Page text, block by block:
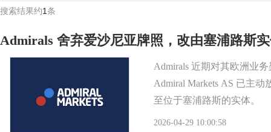
搜索结果约1条
Admirals 舍弃爱沙尼亚牌照，改由塞浦路斯
Admirals 近期对其欧洲业
Admiral Markets AS 已主
至位于塞浦路斯的实体。
2026-04-29 10:00:58